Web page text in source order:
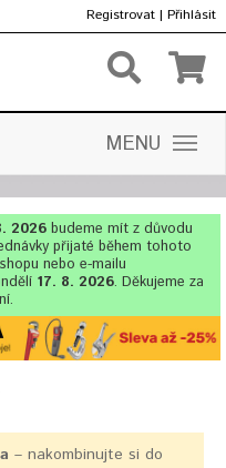
Registrovat | Přihlásit
MENU
2026 budeme mít z důvodu
přijaté během tohoto
nebo e-mailu
17. 8. 2026. Děkujeme za
– nakombinujte si do